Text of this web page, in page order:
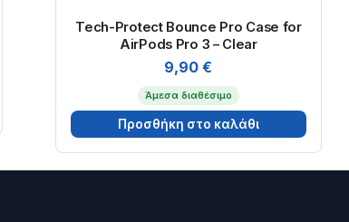
Tech-Protect Bounce Pro Case for
AirPods Pro 3 – Clear
9,90€
Άμεσα διαθέσιμο
Προσθήκη στο καλάθι